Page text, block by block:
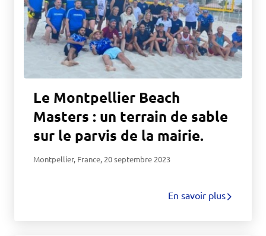
Le Montpellier Beach
Masters : un terrain de sable
sur le parvis de la mairie.
Montpellier, France, 20 septembre 2023
En savoir plus